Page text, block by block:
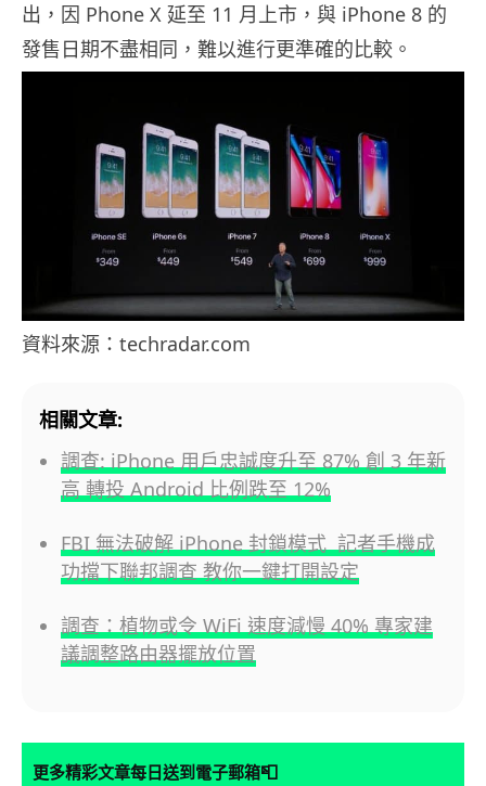
出，因 Phone X 延至 11 月上市，與 iPhone 8 的
發售日期不盡相同，難以進行更準確的比較。
資料來源：techradar.com
相關文章:
調查: iPhone 用戶忠誠度升至 87% 創 3 年新
高 轉投 Android 比例跌至 12%
FBI 無法破解 iPhone 封鎖模式 記者手機成
功擋下聯邦調查 教你一鍵打開設定
調查：植物或令 WiFi 速度減慢 40% 專家建
議調整路由器擺放位置
更多精彩文章每日送到電子郵箱📮